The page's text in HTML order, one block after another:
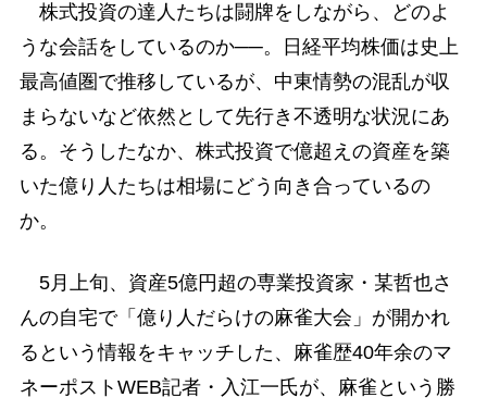
株式投資の達人たちは闘牌をしながら、どのよ
うな会話をしているのか──。日経平均株価は史上
最高値圏で推移しているが、中東情勢の混乱が収
まらないなど依然として先行き不透明な状況にあ
る。そうしたなか、株式投資で億超えの資産を築
いた億り人たちは相場にどう向き合っているの
か。
5月上旬、資産5億円超の専業投資家・某哲也さ
んの自宅で「億り人だらけの麻雀大会」が開かれ
るという情報をキャッチした、麻雀歴40年余のマ
ネーポストWEB記者・入江一氏が、麻雀という勝